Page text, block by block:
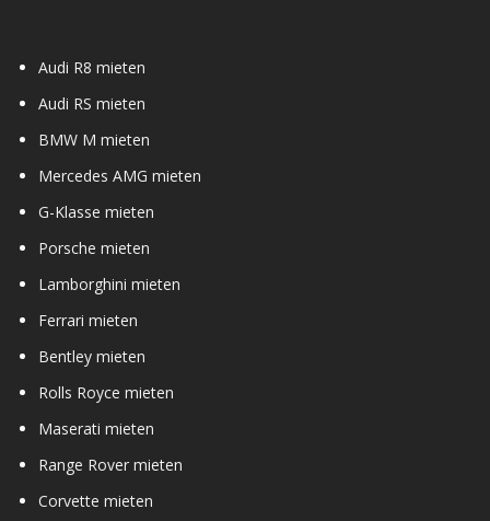
Audi R8 mieten
Audi RS mieten
BMW M mieten
Mercedes AMG mieten
G-Klasse mieten
Porsche mieten
Lamborghini mieten
Ferrari mieten
Bentley mieten
Rolls Royce mieten
Maserati mieten
Range Rover mieten
Corvette mieten